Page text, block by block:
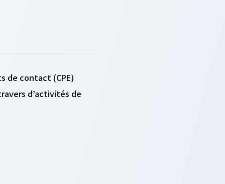
de contact (CPE)
d’activités de